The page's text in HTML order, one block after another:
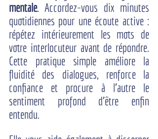
mentale. Accordez-vous dix minutes
quotidiennes pour une écoute active :
répétez intérieurement les mots de
votre interlocuteur avant de répondre.
Cette pratique simple améliore la
fluidité des dialogues, renforce la
confiance et procure à l'autre le
sentiment profond d'être enfin
entendu.